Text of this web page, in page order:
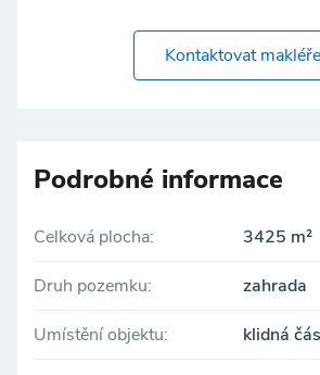
Kontaktovat makléře
Podrobné informace
Celková plocha: 3425 m²
Druh pozemku: zahrada
Umístění objektu: klidná